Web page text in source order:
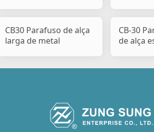
CB30 Parafuso de alça
larga de metal
CB-30
de alça